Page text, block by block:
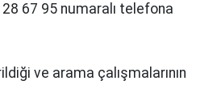
67 95 numaralı telefona
ve arama çalışmalarının